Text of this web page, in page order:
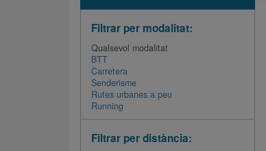
Filtrar per modalitat:
Qualsevol modalitat
BTT
Carretera
Senderisme
Rutes urbanes a peu
Running
Filtrar per distància: